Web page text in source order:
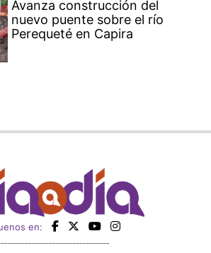
Avanza construcción del
nuevo puente sobre el río
Perequeté en Capira
en: